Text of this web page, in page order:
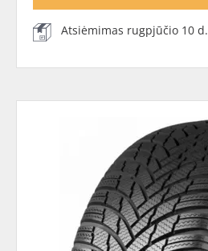
Atsiėmimas rugpjūčio 10 d.